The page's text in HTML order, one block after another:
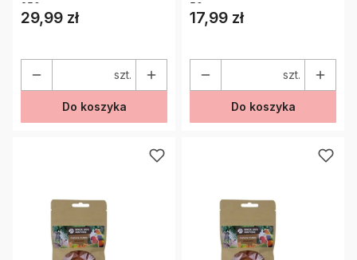
250g
Cena
29,99 zł
szt.
Do koszyka
50g
Cena
17,99 zł
szt.
Do koszyka